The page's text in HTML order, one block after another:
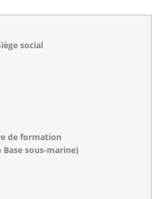
social
de formation
Base sous-marine)